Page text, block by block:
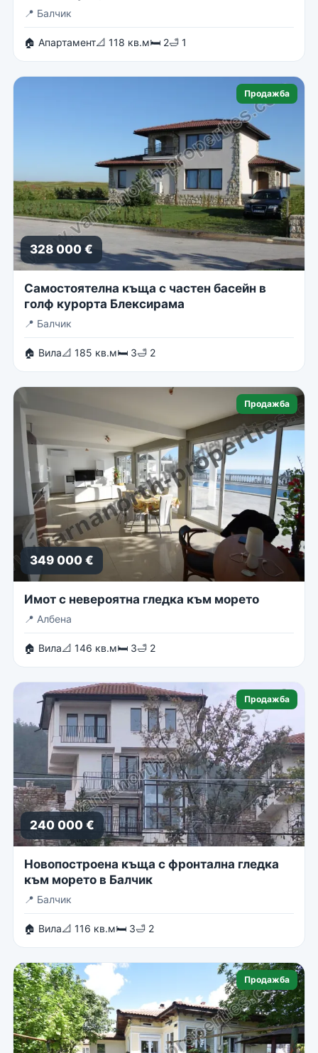
📍 Балчик
🏠 Апартамент📐 118 кв.м🛏 2🛁 1
Продажба
328 000 €
Самостоятелна къща с частен басейн в
голф курорта Блексирама
📍 Балчик
🏠 Вила📐 185 кв.м🛏 3🛁 2
Продажба
349 000 €
Имот с невероятна гледка към морето
📍 Албена
🏠 Вила📐 146 кв.м🛏 3🛁 2
Продажба
240 000 €
Новопостроена къща с фронтална гледка
към морето в Балчик
📍 Балчик
🏠 Вила📐 116 кв.м🛏 3🛁 2
Продажба